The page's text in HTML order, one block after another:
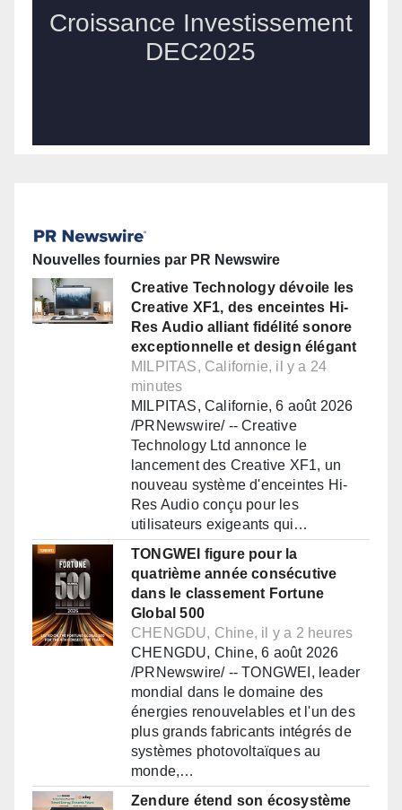
Nouvelles fournies par PR Newswire
Creative Technology dévoile les
Creative XF1, des enceintes Hi-
Res Audio alliant fidélité sonore
exceptionnelle et design élégant
MILPITAS, Californie, il y a 24
minutes
MILPITAS, Californie, 6 août 2026
/PRNewswire/ -- Creative
Technology Ltd annonce le
lancement des Creative XF1, un
nouveau système d'enceintes Hi-
Res Audio conçu pour les
utilisateurs exigeants qui…
TONGWEI figure pour la
quatrième année consécutive
dans le classement Fortune
Global 500
CHENGDU, Chine, il y a 2 heures
CHENGDU, Chine, 6 août 2026
/PRNewswire/ -- TONGWEI, leader
mondial dans le domaine des
énergies renouvelables et l'un des
plus grands fabricants intégrés de
systèmes photovoltaïques au
monde,…
Zendure étend son écosystème